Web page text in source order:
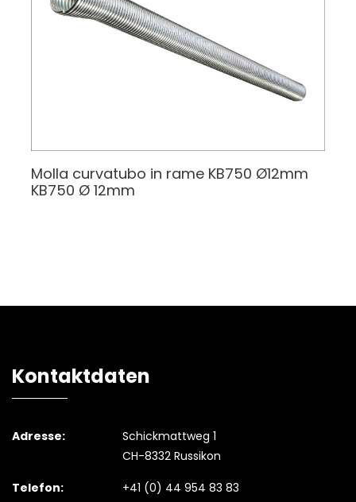
Molla curvatubo in rame KB750 Ø12mm
KB750 Ø 12mm
Kontaktdaten
Adresse:
Schickmattweg 1
CH-8332 Russikon
Telefon:
+41 (0) 44 954 83 83